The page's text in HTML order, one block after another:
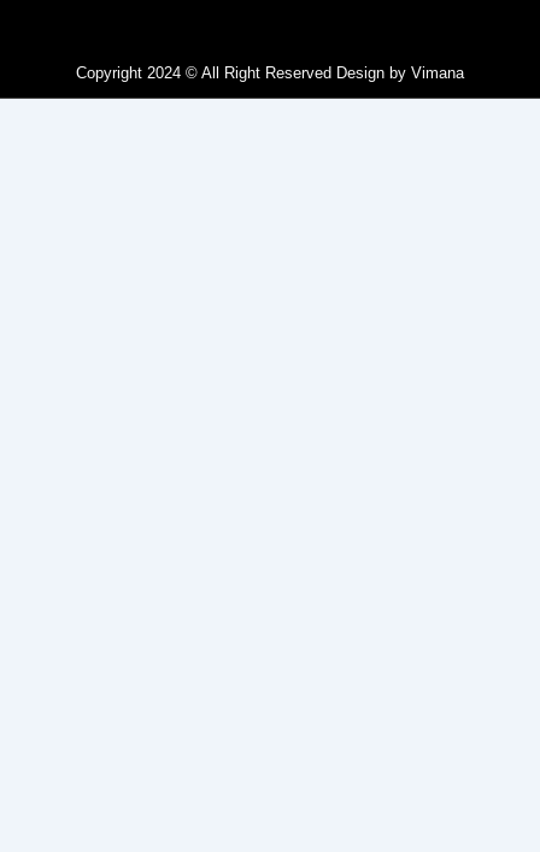
Copyright 2024 © All Right Reserved Design by Vimana